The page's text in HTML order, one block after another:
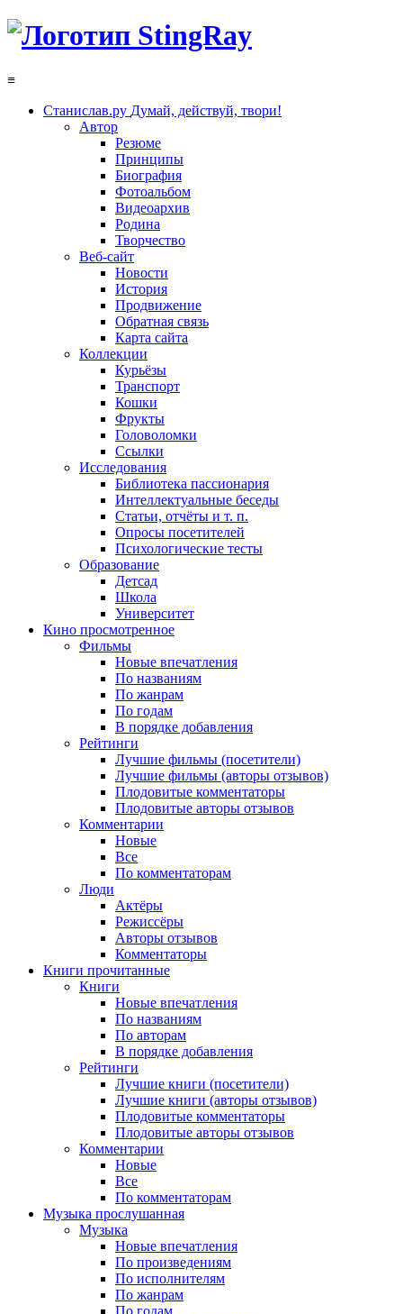
≡
Станислав.ру Думай, действуй, твори!
Автор
Резюме
Принципы
Биография
Фотоальбом
Видеоархив
Родина
Творчество
Веб-сайт
Новости
История
Продвижение
Обратная связь
Карта сайта
Коллекции
Курьёзы
Транспорт
Кошки
Фрукты
Головоломки
Ссылки
Исследования
Библиотека пассионария
Интеллектуальные беседы
Статьи, отчёты и т. п.
Опросы посетителей
Психологические тесты
Образование
Детсад
Школа
Университет
Кино просмотренное
Фильмы
Новые впечатления
По названиям
По жанрам
По годам
В порядке добавления
Рейтинги
Лучшие фильмы (посетители)
Лучшие фильмы (авторы отзывов)
Плодовитые комментаторы
Плодовитые авторы отзывов
Комментарии
Новые
Все
По комментаторам
Люди
Актёры
Режиссёры
Авторы отзывов
Комментаторы
Книги прочитанные
Книги
Новые впечатления
По названиям
По авторам
В порядке добавления
Рейтинги
Лучшие книги (посетители)
Лучшие книги (авторы отзывов)
Плодовитые комментаторы
Плодовитые авторы отзывов
Комментарии
Новые
Все
По комментаторам
Музыка прослушанная
Музыка
Новые впечатления
По произведениям
По исполнителям
По жанрам
По годам